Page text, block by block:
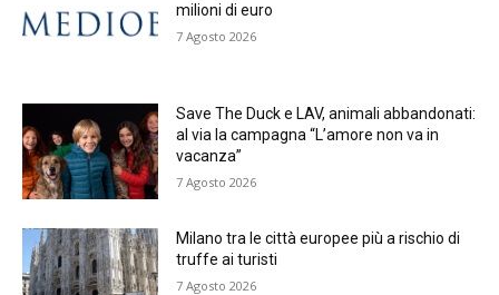
milioni di euro
7 Agosto 2026
Save The Duck e LAV, animali abbandonati:
al via la campagna “L’amore non va in
vacanza”
7 Agosto 2026
Milano tra le città europee più a rischio di
truffe ai turisti
7 Agosto 2026